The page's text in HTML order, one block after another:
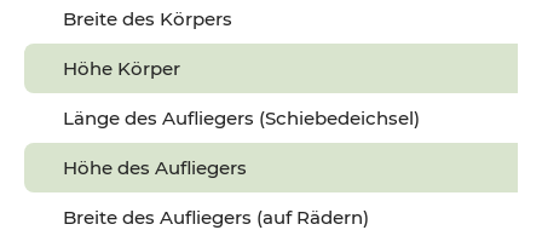
Breite des Körpers
Höhe Körper
Länge des Aufliegers (Schiebedeichsel)
Höhe des Aufliegers
Breite des Aufliegers (auf Rädern)